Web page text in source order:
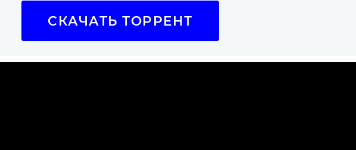
СКАЧАТЬ ТОРРЕНТ